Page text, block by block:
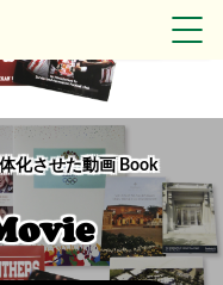
化させた動画 Book